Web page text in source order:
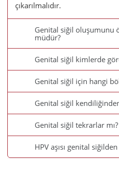
çıkarılmalıdır.
Genital siğil oluşumunu
müdür?
Genital siğil kimlerde
Genital siğil için hangi
Genital siğil
Genital siğil tekrarlar mı?
HPV aşısı genital